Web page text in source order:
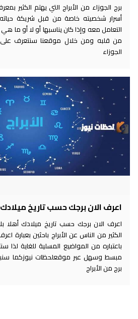
برج الجوزاء من الأبراج التي يهتم الكثير
أسرار شخصيته خاصة من قبل شريكة
التعامل معه وإذا كان يناسبها أو لا أو ما
من قلبه ومن خلال موقعنا سنتعرف
الجوزاء
اعرف الان برجك حسب تاريخ ميلادك 2025
اعرف الان برجك حسب تاريخ ميلادك أهلا
الكثير من الناس عن الأبراج باحثين بعبارة
باعتباره من المواضيع المسلية للغاية
مبسط وسهل عبر موقعلحظات نيوزكما
برج من الأبراج